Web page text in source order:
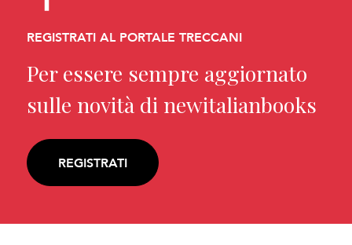
REGISTRATI AL PORTALE TRECCANI
Per essere sempre aggiornato
sulle novità di newitalianbooks
REGISTRATI